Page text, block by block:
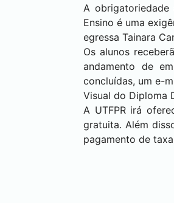
A obrigatoriedade
Ensino é uma
egressa Tainara
Os alunos
andamento de
concluídas, um e-
Visual do Diploma
A UTFPR irá
gratuita. Além
pagamento de